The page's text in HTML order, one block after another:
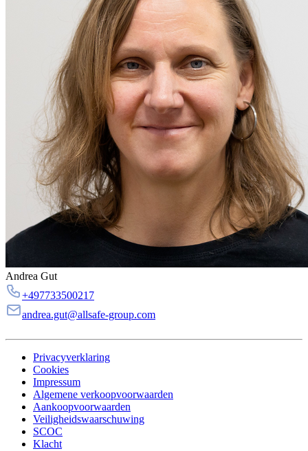
Andrea Gut
+497733500217
andrea.gut@allsafe-group.com
Privacyverklaring
Cookies
Impressum
Algemene verkoopvoorwaarden
Aankoopvoorwaarden
Veiligheidswaarschuwing
SCOC
Klacht